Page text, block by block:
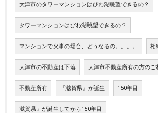
大津市のタワーマンションはびわ湖眺望できるの？
タワーマンションはびわ湖眺望できるの？
マンションで火事の場合、どうなるの。。。。 相
大津市の不動産は下落 大津市不動産所有の方のご
不動産所有 『滋賀県』が誕生 150年目
滋賀県』が誕生してから150年目